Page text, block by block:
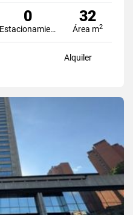
0
Estacionamiento
32
Área m2
Alquiler